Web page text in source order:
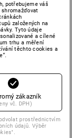
potřebujeme váš
založených na
Tyto údaje
a cílené
trhu a měření
těchto cookies a
zákazník
vč. DPH)
prostřednictvím
údajů. Výběr